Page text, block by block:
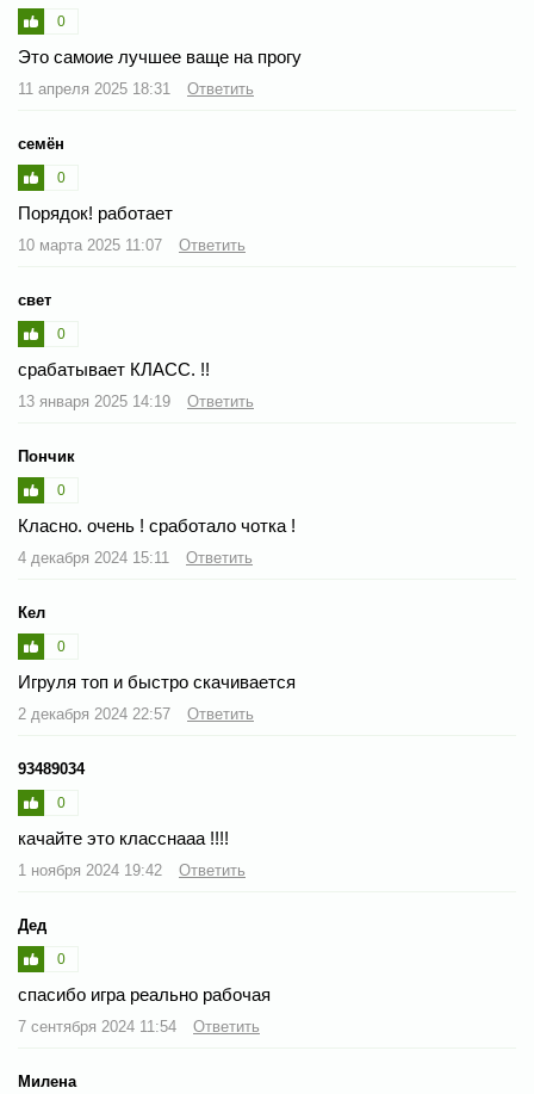
0
Это самоие лучшее ваще на прогу
11 апреля 2025 18:31 Ответить
семён
0
Порядок! работает
10 марта 2025 11:07 Ответить
свет
0
срабатывает КЛАСС. !!
13 января 2025 14:19 Ответить
Пончик
0
Класно. очень ! сработало чотка !
4 декабря 2024 15:11 Ответить
Кел
0
Игруля топ и быстро скачивается
2 декабря 2024 22:57 Ответить
93489034
0
качайте это класснааа !!!!
1 ноября 2024 19:42 Ответить
Дед
0
спасибо игра реально рабочая
7 сентября 2024 11:54 Ответить
Милена